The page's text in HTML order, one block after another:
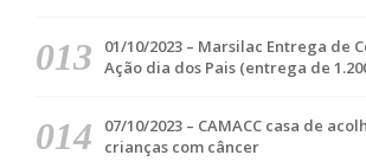
01/10/2023 – Marsilac Entrega de
Ação dia dos Pais (entrega de
07/10/2023 – CAMACC casa de
crianças com câncer